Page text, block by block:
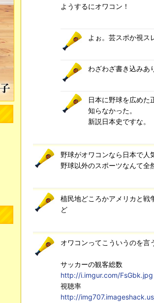
ようするにオワコン！
よぉ。芸スポか視ス
わざわざ書き込みあ
日本に野球を広めた
知らなかった。
新説日本史ですな。
野球がオワコンなら日本で人
野球以外のスポーツなんて全
植民地どころかアメリカと戦
ど
オワコンってこういうのを言
サッカーの観客総数
http://i.imgur.com/FsGbk.jpg
視聴率
http://